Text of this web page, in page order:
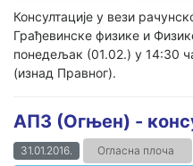
Консултације у вези
Грађевинске физике и
понедељак (01.02.) у 14:30
(изнад Правног).
АП3 (Огњен) -
31.01.2016.
Огласна плоча